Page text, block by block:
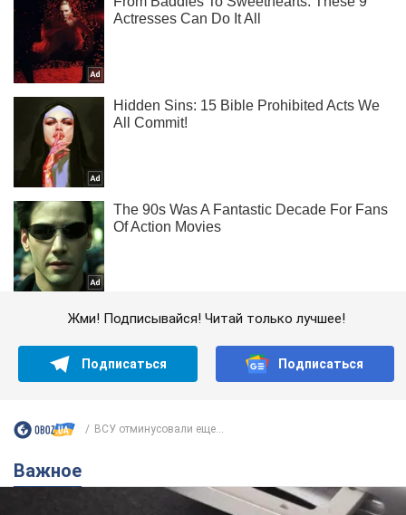
Жми! Подписывайся! Читай только лучшее!
Подписаться Подписаться
ВСУ отминусовали еще...
Важное